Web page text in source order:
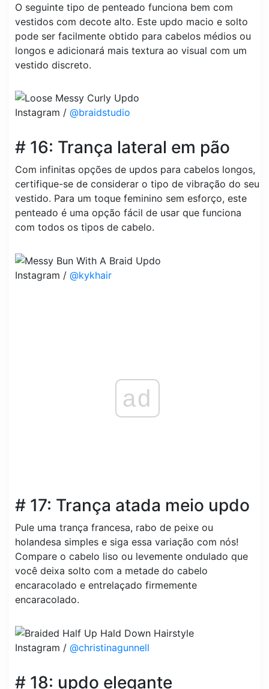
O seguinte tipo de penteado funciona bem com
vestidos com decote alto. Este updo macio e solto
pode ser facilmente obtido para cabelos médios ou
longos e adicionará mais textura ao visual com um
vestido discreto.
Instagram / @braidstudio
# 16: Trança lateral em pão
Com infinitas opções de updos para cabelos longos,
certifique-se de considerar o tipo de vibração do seu
vestido. Para um toque feminino sem esforço, este
penteado é uma opção fácil de usar que funciona
com todos os tipos de cabelo.
Instagram / @kykhair
ad
# 17: Trança atada meio updo
Pule uma trança francesa, rabo de peixe ou
holandesa simples e siga essa variação com nós!
Compare o cabelo liso ou levemente ondulado que
você deixa solto com a metade do cabelo
encaracolado e entrelaçado firmemente
encaracolado.
Instagram / @christinagunnell
# 18: updo elegante